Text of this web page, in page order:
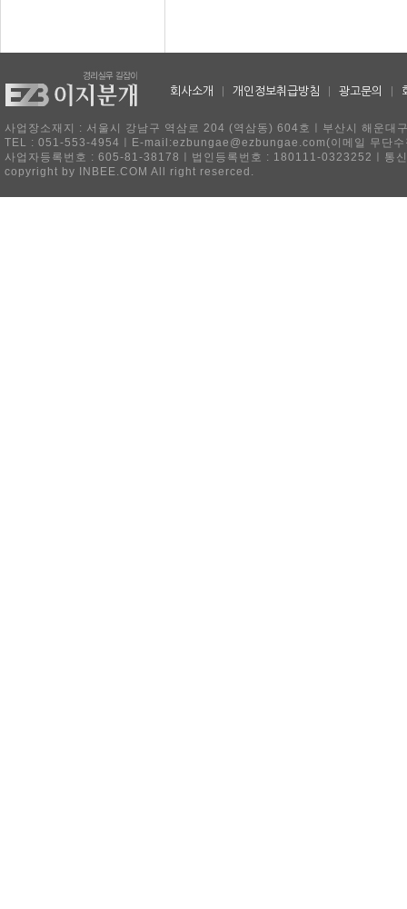
회사소개 개인정보취급방침 광고문의
사업장소재지 : 서울시 강남구 역삼로 204 (역삼동) 604호ㅣ부산시 해운
TEL : 051-553-4954ㅣE-mail:ezbungae@ezbungae.com(이메일 무단수
사업자등록번호 : 605-81-38178ㅣ법인등록번호 : 180111-0323252ㅣ통
copyright by INBEE.COM All right reserced.